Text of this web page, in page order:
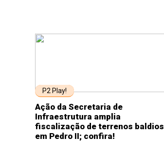
P2 Play!
Ação da Secretaria de
Infraestrutura amplia
fiscalização de terrenos baldios
em Pedro II; confira!